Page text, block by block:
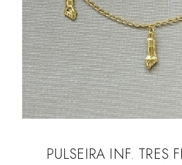
PULSEIRA INF. TRES